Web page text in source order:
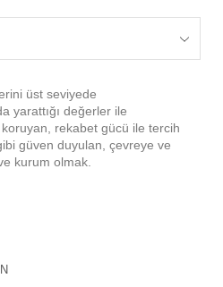
üst seviyede
yarattığı değerler ile
rekabet gücü ile tercih
güven duyulan, çevreye ve
kurum olmak.